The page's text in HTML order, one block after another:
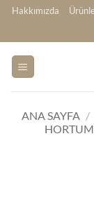
İçeriğe
Hakkımızda
ANA SAYFA /